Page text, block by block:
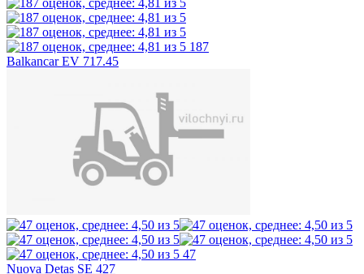
187
Balkancar EV 717.45
47
Nuova Detas SE 427